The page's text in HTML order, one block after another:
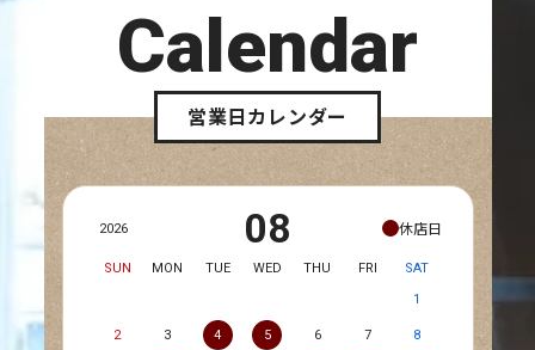
Calendar
営業日カレンダー
2026 08 休店日
SUN MON TUE WED THU FRI
SAT
1
2 3 4 5 6 7 8